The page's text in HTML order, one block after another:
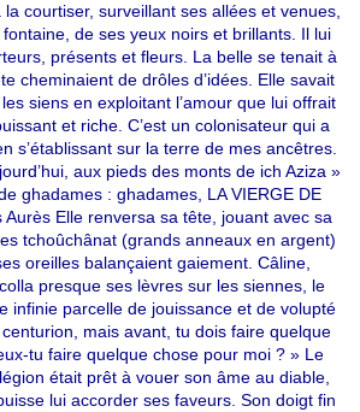
courtiser, surveillant ses allées et venues,
de ses yeux noirs et brillants. Il lui
présents et fleurs. La belle se tenait à
cheminaient de drôles d’idées. Elle savait
siens en exploitant l’amour que lui offrait
et riche. C’est un colonisateur qui a
s’établissant sur la terre de mes ancêtres.
aux pieds des monts de ich Aziza »
ghadames : ghadames, LA VIERGE DE
Aurès Elle renversa sa tête, jouant avec sa
tchoûchânat (grands anneaux en argent)
oreilles balançaient gaiement. Câline,
presque ses lèvres sur les siennes, le
infinie parcelle de jouissance et de volupté
mais avant, tu dois faire quelque
tu faire quelque chose pour moi ? » Le
était prêt à vouer son âme au diable,
lui accorder ses faveurs. Son doigt fin